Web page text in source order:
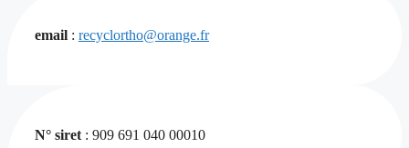
email : recyclortho@orange.fr
N° siret : 909 691 040 00010